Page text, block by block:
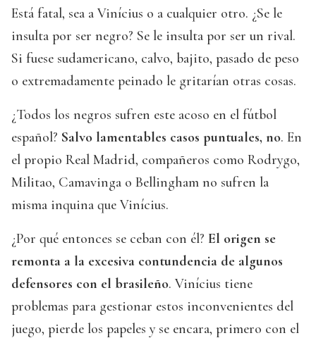
Está fatal, sea a Vinícius o a cualquier otro. ¿Se le
insulta por ser negro? Se le insulta por ser un rival.
Si fuese sudamericano, calvo, bajito, pasado de peso
o extremadamente peinado le gritarían otras cosas.
¿Todos los negros sufren este acoso en el fútbol
español? Salvo lamentables casos puntuales, no. En
el propio Real Madrid, compañeros como Rodrygo,
Militao, Camavinga o Bellingham no sufren la
misma inquina que Vinícius.
¿Por qué entonces se ceban con él? El origen se
remonta a la excesiva contundencia de algunos
defensores con el brasileño. Vinícius tiene
problemas para gestionar estos inconvenientes del
juego, pierde los papeles y se encara, primero con el